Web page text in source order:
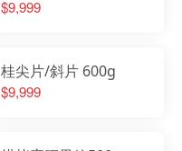
$9,999
桂尖片/斜片 600g
$9,999